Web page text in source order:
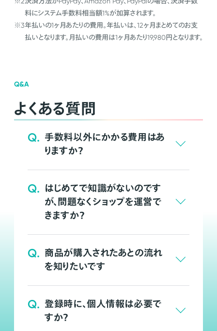
料にシステム手数料相当額1%が加算されます。
※3年払いの1ヶ月あたりの費用。年払いは、12ヶ月まとめてのお支
払いとなります。月払いの費用は1ヶ月あたり19,980円となります。
Q&A
よくある質問
Q. 手数料以外にかかる費用はあ
りますか？
Q. はじめてで知識がないのです
が、問題なくショップを運営で
きますか？
Q. 商品が購入されたあとの流れ
を知りたいです
Q. 登録時に、個人情報は必要で
すか？